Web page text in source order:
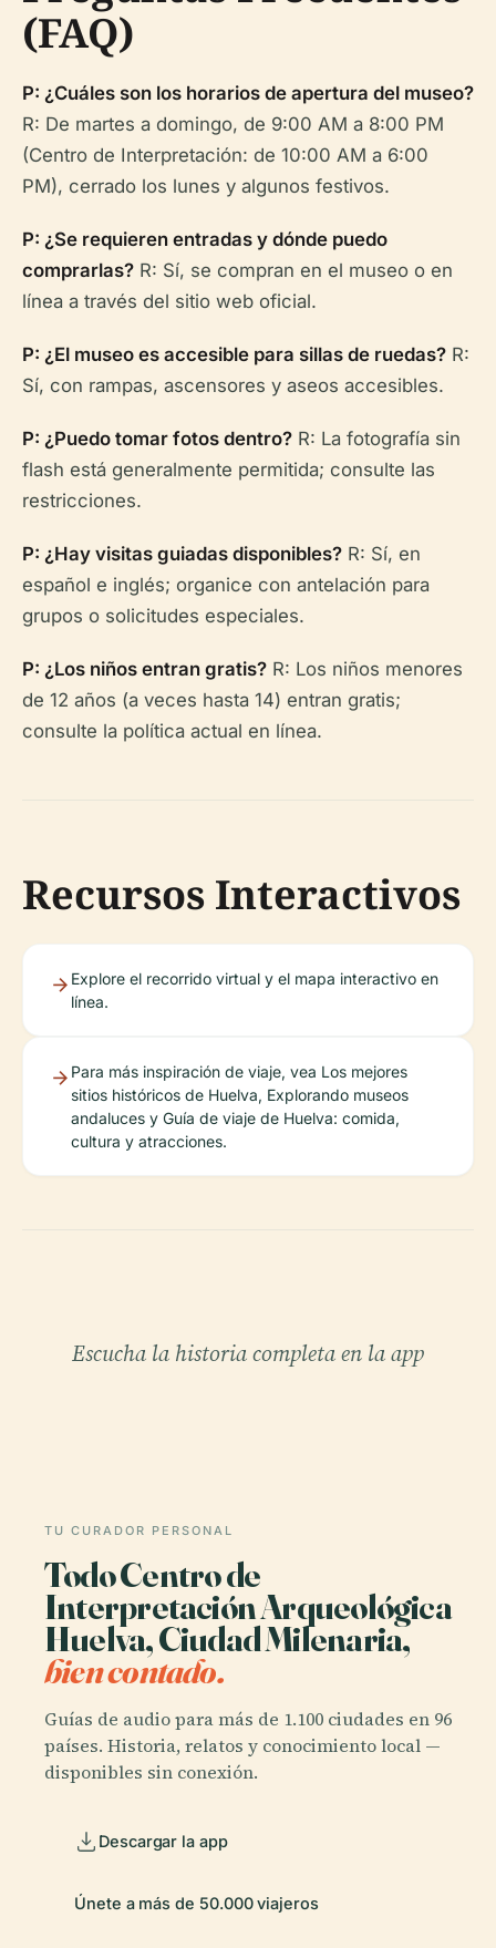
(FAQ)
P: ¿Cuáles son los horarios de apertura del museo?
R: De martes a domingo, de 9:00 AM a 8:00 PM
(Centro de Interpretación: de 10:00 AM a 6:00
PM), cerrado los lunes y algunos festivos.
P: ¿Se requieren entradas y dónde puedo
comprarlas? R: Sí, se compran en el museo o en
línea a través del sitio web oficial.
P: ¿El museo es accesible para sillas de ruedas? R:
Sí, con rampas, ascensores y aseos accesibles.
P: ¿Puedo tomar fotos dentro? R: La fotografía sin
flash está generalmente permitida; consulte las
restricciones.
P: ¿Hay visitas guiadas disponibles? R: Sí, en
español e inglés; organice con antelación para
grupos o solicitudes especiales.
P: ¿Los niños entran gratis? R: Los niños menores
de 12 años (a veces hasta 14) entran gratis;
consulte la política actual en línea.
Recursos Interactivos
Explore el recorrido virtual y el mapa interactivo en
línea.
Para más inspiración de viaje, vea Los mejores
sitios históricos de Huelva, Explorando museos
andaluces y Guía de viaje de Huelva: comida,
cultura y atracciones.
Escucha la historia completa en la app
TU CURADOR PERSONAL
Todo Centro de
Interpretación Arqueológica
Huelva, Ciudad Milenaria,
bien contado.
Guías de audio para más de 1.100 ciudades en 96
países. Historia, relatos y conocimiento local —
disponibles sin conexión.
Descargar la app
Únete a más de 50.000 viajeros